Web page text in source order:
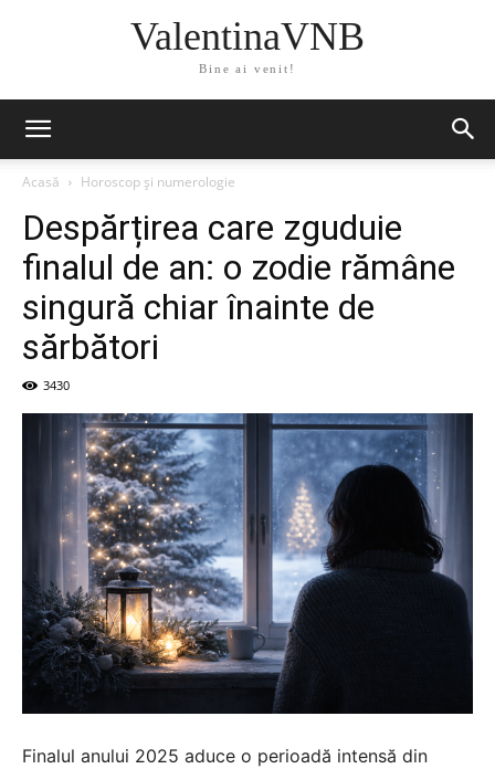
ValentinaVNB
Bine ai venit!
Acasă Horoscop și numerologie
Despărțirea care zguduie
finalul de an: o zodie rămâne
singură chiar înainte de
sărbători
3430
Finalul anului 2025 aduce o perioadă intensă din